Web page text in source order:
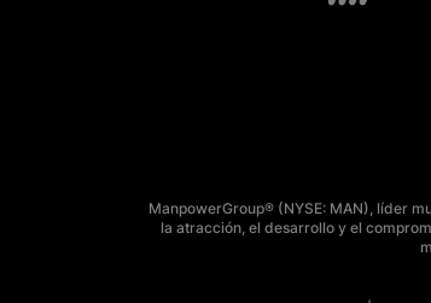
ManpowerGroup® (NYSE: MAN), líder
la atracción, el desarrollo y el